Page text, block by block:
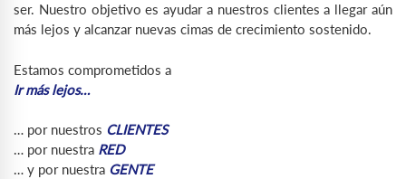
ser. Nuestro objetivo es ayudar a nuestros clientes a llegar aún
más lejos y alcanzar nuevas cimas de crecimiento sostenido.
Estamos comprometidos a
Ir más lejos…
… por nuestros CLIENTES
… por nuestra RED
… y por nuestra GENTE